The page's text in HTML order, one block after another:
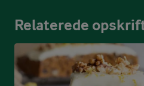
Relaterede